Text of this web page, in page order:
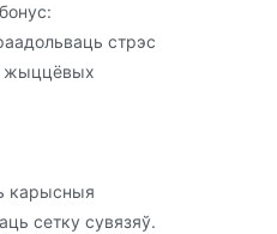
стрэс
жыццёвых
карысныя
сетку сувязяў.